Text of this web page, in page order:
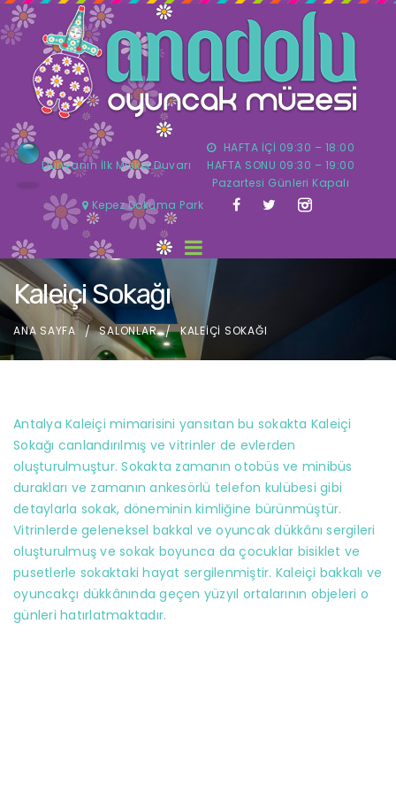
Dünyanın İlk Misket Duvarı
HAFTA İÇİ 09:30 – 18:00
HAFTA SONU 09:30 – 19:00
Pazartesi Günleri Kapalı
Kepez Dokuma Park
Kaleiçi Sokağı
ANA SAYFA SALONLAR KALEIÇI SOKAĞI
Antalya Kaleiçi mimarisini yansıtan bu sokakta Kaleiçi
Sokağı canlandırılmış ve vitrinler de evlerden
oluşturulmuştur. Sokakta zamanın otobüs ve minibüs
durakları ve zamanın ankesörlü telefon kulübesi gibi
detaylarla sokak, döneminin kimliğine bürünmüştür.
Vitrinlerde geleneksel bakkal ve oyuncak dükkânı sergileri
oluşturulmuş ve sokak boyunca da çocuklar bisiklet ve
pusetlerle sokaktaki hayat sergilenmiştir. Kaleiçi bakkalı ve
oyuncakçı dükkânında geçen yüzyıl ortalarının objeleri o
günleri hatırlatmaktadır.